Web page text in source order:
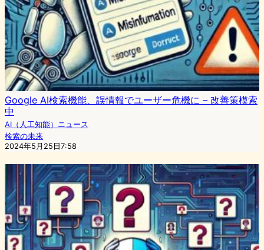
Google AI検索機能、誤情報でユーザー危機に – 改善策模索
中
AI（人工知能）ニュース
検索の未来
2024年5月25日7:58